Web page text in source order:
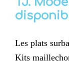
Les plats
Kits